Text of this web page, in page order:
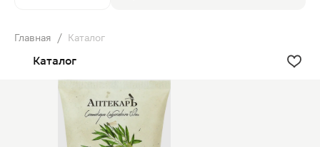
Главная / Каталог
Каталог